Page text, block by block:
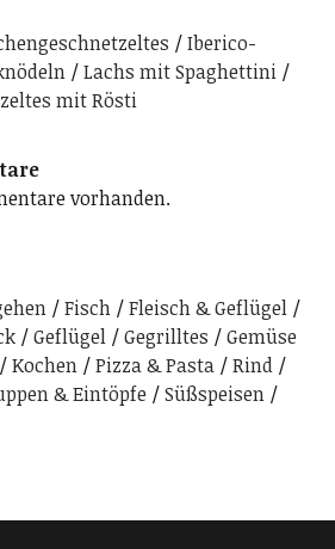
Iberico-
Lachs mit Spaghettini
mit Rösti
vorhanden.
Fisch
Fleisch & Geflügel
Geflügel Gegrilltes
Gemüse
Kochen Pizza & Pasta
Rind
& Eintöpfe
Süßspeisen